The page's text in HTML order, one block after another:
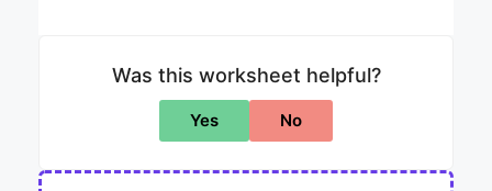
Was this worksheet helpful?
Yes No